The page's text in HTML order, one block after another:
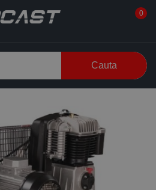
0
Cauta